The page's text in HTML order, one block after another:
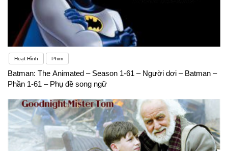
Hoạt Hình Phim
Batman: The Animated – Season 1-61 – Người dơi – Batman –
Phần 1-61 – Phụ đề song ngữ